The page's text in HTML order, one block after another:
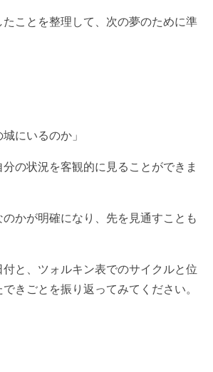
ことを整理して、次の夢のために準
にいるのか」
の状況を客観的に見ることができま
かが明確になり、先を見通すことも
付と、ツォルキン表でのサイクルと位
きごとを振り返ってみてください。